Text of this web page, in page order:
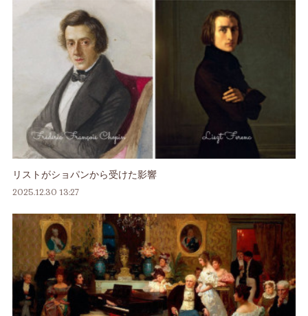
リストがショパンから受けた影響
2025.12.30 13:27